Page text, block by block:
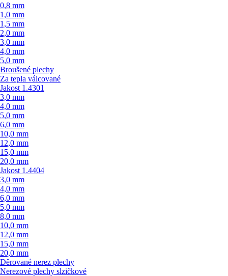
0,8 mm
1,0 mm
1,5 mm
2,0 mm
3,0 mm
4,0 mm
5,0 mm
Broušené plechy
Za tepla válcované
Jakost 1.4301
3,0 mm
4,0 mm
5,0 mm
6,0 mm
10,0 mm
12,0 mm
15,0 mm
20,0 mm
Jakost 1.4404
3,0 mm
4,0 mm
6,0 mm
5,0 mm
8,0 mm
10,0 mm
12,0 mm
15,0 mm
20,0 mm
Děrované nerez plechy
Nerezové plechy slzičkové